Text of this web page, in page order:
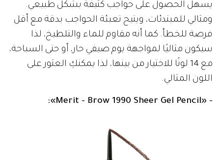
يسهل الحصول على حواجب كثيفة بشكل طبيعي.
ومثالي للمبتدئات، ويتيح تعبئة الحواجب بدقة مع أقل
فرصة للخطأ. كما أنه مقاوم للماء والتلطيخ، لذا
سيكون مثاليًا لمواجهة يوم صيفي حار، أو حتى السباحة،
مع 14 لونًا للاختيار من بينها، لذا يمكنكِ العثور على
اللون المثالي.
- «Merit - Brow 1990 Sheer Gel Pencil»: